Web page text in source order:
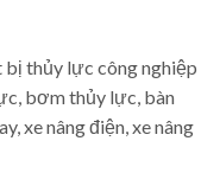
bị thủy lực công nghiệp
bơm thủy lực, bàn
xe nâng điện, xe nâng